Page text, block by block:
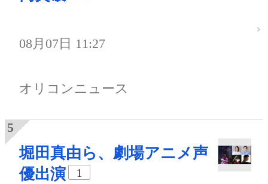
08月07日 11:27
オリコンニュース
堀田真由ら、劇場アニメ声
優出演
1